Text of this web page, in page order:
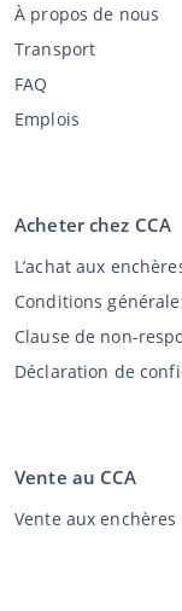
À propos de nous
Transport
FAQ
Emplois
Acheter chez CCA
L’achat aux
Conditions
Clause de non-
Déclaration de
Vente au CCA
Vente aux enchères